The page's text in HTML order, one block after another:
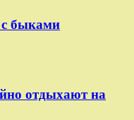
с быками
отдыхают на